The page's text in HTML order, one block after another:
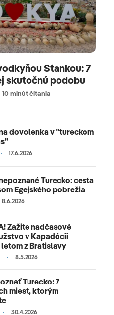
Stankou: 7
skutočnú podobu
10 minút čítania
dovolenka v "tureckom
17.6.2026
Turecko: cesta
Egejského pobrežia
8.6.2026
Zažite nadčasové
v Kapadócii
z Bratislavy
8.5.2026
Turecko: 7
miest, ktorým
30.4.2026